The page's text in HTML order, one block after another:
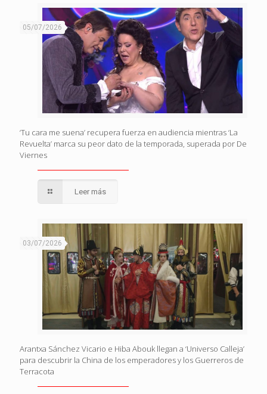
05/07/2026
‘Tu cara me suena’ recupera fuerza en audiencia mientras ‘La
Revuelta’ marca su peor dato de la temporada, superada por De
Viernes
Leer más
03/07/2026
Arantxa Sánchez Vicario e Hiba Abouk llegan a ‘Universo Calleja’
para descubrir la China de los emperadores y los Guerreros de
Terracota